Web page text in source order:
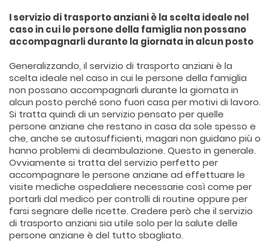
I servizio di trasporto anziani è la scelta ideale nel
caso in cui le persone della famiglia non possano
accompagnarli durante la giornata in alcun posto
Generalizzando, il servizio di trasporto anziani è la
scelta ideale nel caso in cui le persone della famiglia
non possano accompagnarli durante la giornata in
alcun posto perché sono fuori casa per motivi di lavoro.
Si tratta quindi di un servizio pensato per quelle
persone anziane che restano in casa da sole spesso e
che, anche se autosufficienti, magari non guidano più o
hanno problemi di deambulazione. Questo in generale.
Ovviamente si tratta del servizio perfetto per
accompagnare le persone anziane ad effettuare le
visite mediche ospedaliere necessarie così come per
portarli dal medico per controlli di routine oppure per
farsi segnare delle ricette. Credere però che il servizio
di trasporto anziani sia utile solo per la salute delle
persone anziane è del tutto sbagliato.